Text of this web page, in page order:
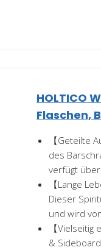
HOLTICO
Flaschen,
【Geteilte
des
verfügt über
【Lange
Dieser
und wird
【
&